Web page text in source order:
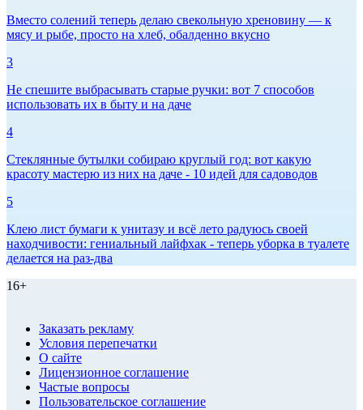
Вместо солений теперь делаю свекольную хреновину — к
мясу и рыбе, просто на хлеб, обалденно вкусно
3
Не спешите выбрасывать старые ручки: вот 7 способов
использовать их в быту и на даче
4
Стеклянные бутылки собираю круглый год: вот какую
красоту мастерю из них на даче - 10 идей для садоводов
5
Клею лист бумаги к унитазу и всё лето радуюсь своей
находчивости: гениальный лайфхак - теперь уборка в туалете
делается на раз-два
16+
Заказать рекламу
Условия перепечатки
О сайте
Лицензионное соглашение
Частые вопросы
Пользовательское соглашение